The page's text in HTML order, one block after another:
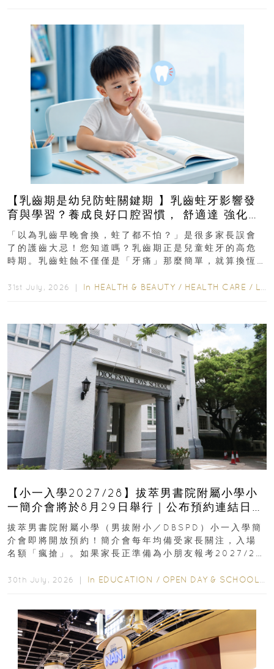
【乳齒期是幼兒防蛀關鍵期 】乳齒蛀牙影響發
育與學習？養成良好口腔習慣， 舒適達 強化琺
瑯質 兒童牙膏防護指南
「以為乳齒早晚會換，蛀了都不怕？」是很多家長誤會
了的護齒大忌！您知道嗎？乳齒期正是兒童蛀牙的高危
時期。乳齒蛀蝕不僅僅是「牙痛」那麼簡單，就算換恆
31st July, 2026 ｜ In HEALTH & BEAUTY / HEALTH CARE / LIFESTYLE
【小一入學2027/28】拔萃男書院附屬小學小
一簡介會將於8月29日舉行｜公布預約連結日期
｜更設有網上重溫
拔萃男書院附屬小學（男拔附小／DBSPD）小一入學簡
介會即將開放預約！簡介會每年均備受家長關注，入場
名額「瘋搶」。如果家長正準備為小朋友報考2027/28
30th July, 2026 ｜ In EDUCATION / OPEN DAY & SCHOOL EVENTS